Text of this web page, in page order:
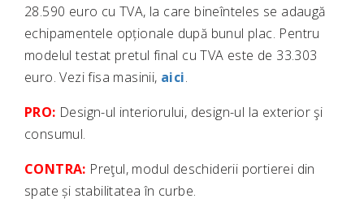
28.590 euro cu TVA, la care bineînteles se adaugă
echipamentele opționale după bunul plac. Pentru
modelul testat pretul final cu TVA este de 33.303
euro. Vezi fisa masinii, aici.
PRO: Design-ul interiorului, design-ul la exterior şi
consumul.
CONTRA: Preţul, modul deschiderii portierei din
spate și stabilitatea în curbe.